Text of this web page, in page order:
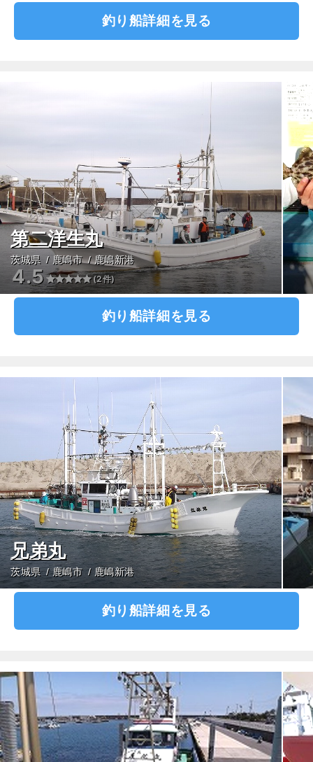
釣り船詳細を見る
第二洋生丸
茨城県 鹿嶋市 鹿嶋新港
4.5 (2件)
釣り船詳細を見る
兄弟丸
茨城県 鹿嶋市 鹿嶋新港
釣り船詳細を見る